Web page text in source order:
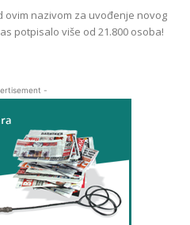
ovim nazivom za uvođenje novog
potpisalo više od 21.800 osoba!
-